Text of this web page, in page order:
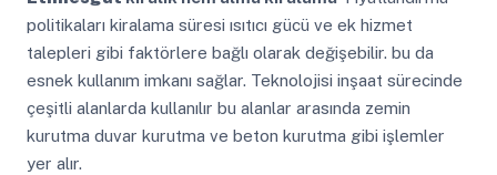
politikaları kiralama süresi ısıtıcı gücü ve ek hizmet
talepleri gibi faktörlere bağlı olarak değişebilir. bu da
esnek kullanım imkanı sağlar. Teknolojisi inşaat sürecinde
çeşitli alanlarda kullanılır bu alanlar arasında zemin
kurutma duvar kurutma ve beton kurutma gibi işlemler
yer alır.